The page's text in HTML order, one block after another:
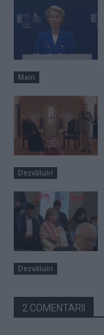
Main
Dezvăluiri
Dezvăluiri
2 COMENTARII